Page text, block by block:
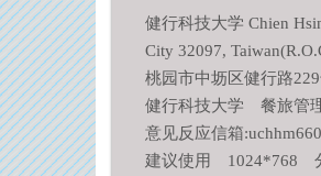
健行科技大学 Chien
City 32097,
桃园市中坜区健行路
健行科技大学 餐旅管
意见反应信箱
建议使用 1024*768